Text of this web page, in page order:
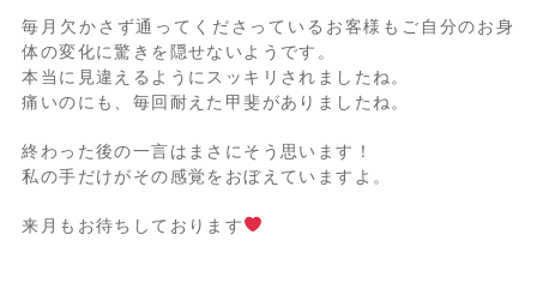
毎月欠かさず通ってくださっているお客様もご自分のお身
体の変化に驚きを隠せないようです。
本当に見違えるようにスッキリされましたね。
痛いのにも、毎回耐えた甲斐がありましたね。
終わった後の一言はまさにそう思います！
私の手だけがその感覚をおぼえていますよ。
来月もお待ちしております